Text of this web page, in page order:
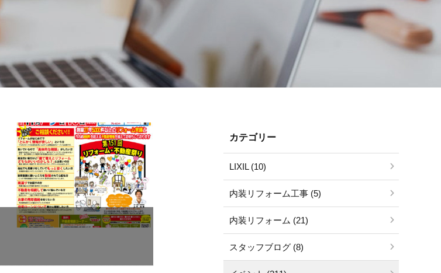
カテゴリー
LIXIL (10)
内装リフォーム工事 (5)
内装リフォーム (21)
スタッフブログ (8)